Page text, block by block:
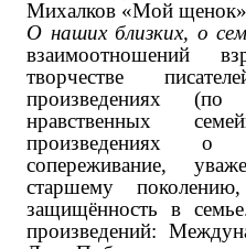
Михалков «Мой
О наших близких, о
взаимоотношений
творчестве
произведениях
нравственных
произведениях
сопереживание,
старшему
защищённость в
произведений: